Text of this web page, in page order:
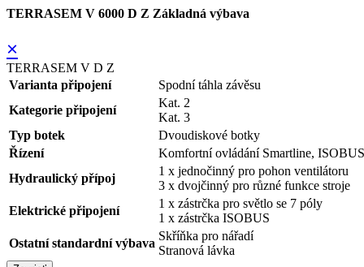
TERRASEM V 6000 D Z Základná výbava
×
TERRASEM V D Z
Varianta připojení
Spodní táhla závěsu
Kategorie připojení
Kat. 2
Kat. 3
Typ botek
Dvoudiskové botky
Řízení
Komfortní ovládání Smartline,
Hydraulický přípoj
1 x jednočinný pro pohon ventilátoru
3 x dvojčinný pro různé funkce stroje
Elektrické připojení
1 x zástrčka pro světlo se 7 póly
1 x zástrčka ISOBUS
Ostatní standardní výbava
Skříňka pro nářadí
Stranová lávka